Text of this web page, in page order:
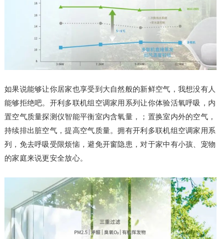
如果说能够让你居家也享受到大自然般的新鲜空气，我想没有人
能够拒绝吧。开利多联机组空调家用系列让你体验活氧呼吸，内
置空气质量探测仪智能平衡室内含氧量，；置换室内外的空气，
持续排出脏空气，提高空气质量。拥有开利多联机组空调家用系
列，免去呼吸受限烦恼，避免开窗隐患，对于家中有小孩、宠物
的家庭来说更安全放心。